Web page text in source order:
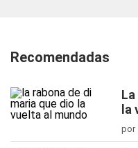
Recomendadas
la
por